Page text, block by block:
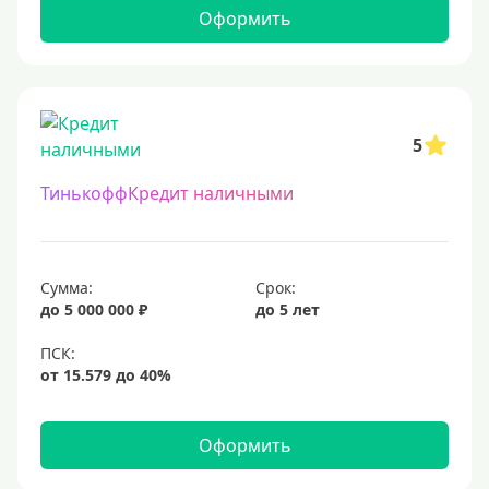
12 млн
20 млн
25 млн
35000000 руб
50 миллионов
100 миллионов
15000 руб
18000 руб
Оформить
5
ТинькоффКредит наличными
Сумма:
до 5 000 000 ₽
Срок:
до 5 лет
Оформить